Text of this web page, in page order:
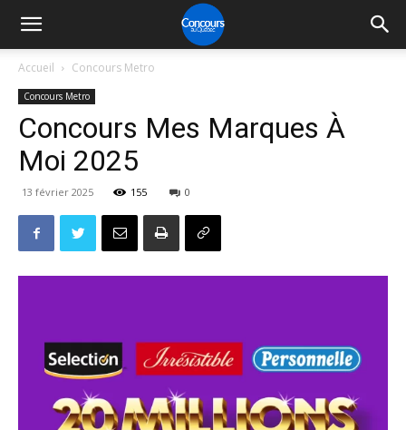
Accueil Concours Metro
Concours Metro
Concours Mes Marques À
Moi 2025
13 février 2025 155 0